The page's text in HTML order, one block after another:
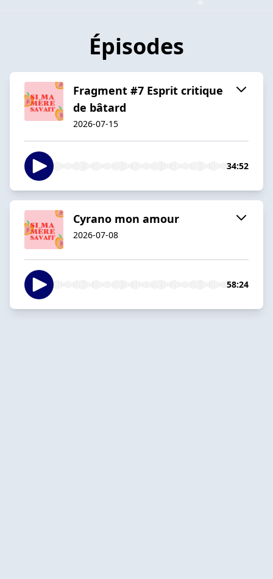
Épisodes
Fragment #7 Esprit critique
de bâtard
2026-07-15
34:52
Cyrano mon amour
2026-07-08
58:24